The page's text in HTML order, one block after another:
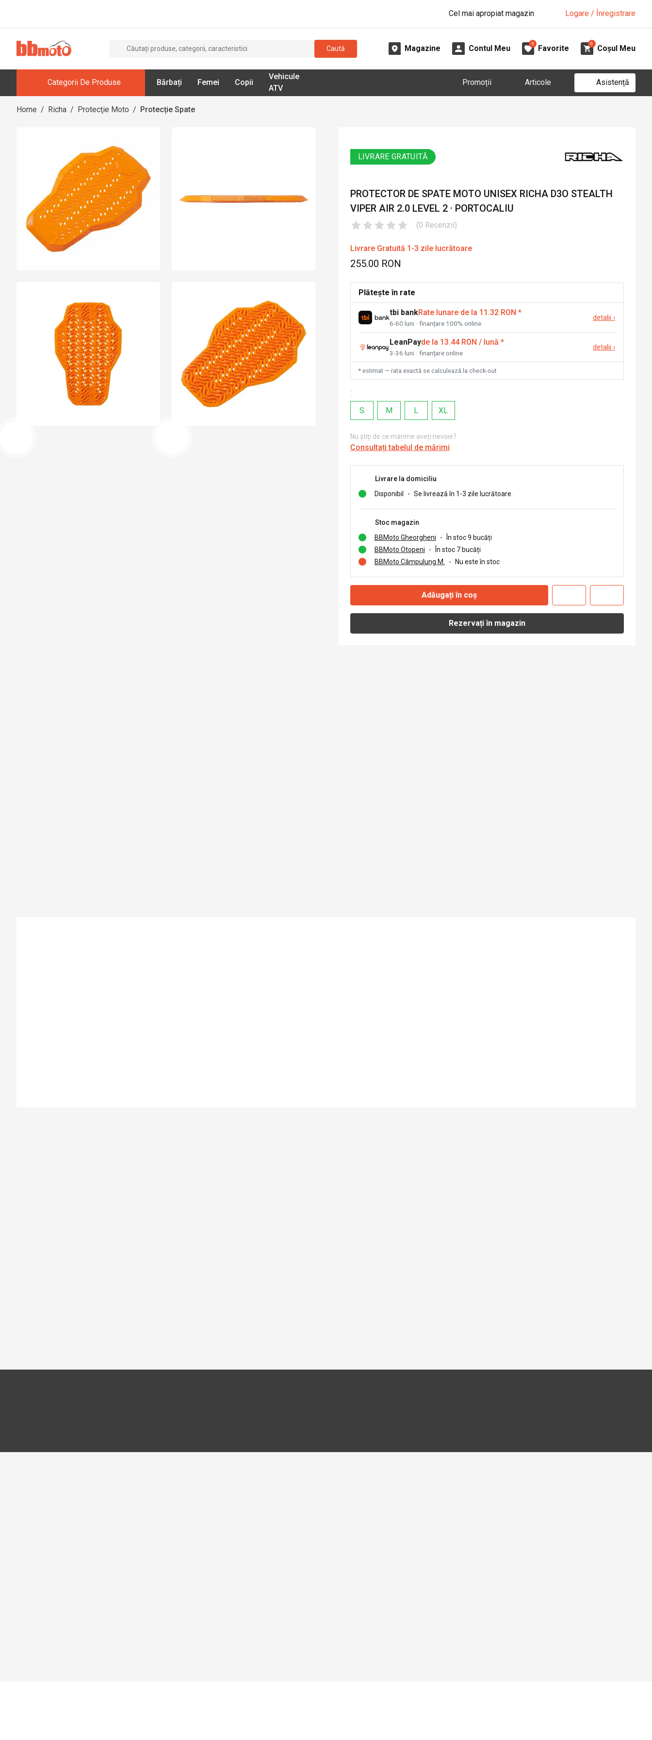
Cel mai apropiat magazin Logare / Înregistrare
Caută Magazine Contul Meu
0
Favorite
0
Coșul Meu
Categorii De Produse Bărbați Femei Copii
Vehicule
ATV
Promoții Articole Asistență
Home / Richa / Protecţie Moto / Protecție Spate
LIVRARE GRATUITĂ
PROTECTOR DE SPATE MOTO UNISEX RICHA D3O STEALTH
VIPER AIR 2.0 LEVEL 2 · PORTOCALIU
(0 Recenzii)
Livrare Gratuită 1-3 zile lucrătoare
255.00 RON
Plătește în rate
tbi bankRate lunare de la 11.32 RON *
6-60 luni · finanțare 100% online
detalii ›
LeanPayde la 13.44 RON / lună *
3-36 luni · finanțare online
detalii ›
* estimat — rata exactă se calculează la check-out
:
S
M L XL
Nu știți de ce mărime aveți nevoie?
Consultați tabelul de mărimi
Livrare la domiciliu
Disponibil
- Se livrează în 1-3 zile lucrătoare.
Stoc magazin
BBMoto Gheorgheni
-
În stoc 9 bucăți
BBMoto Otopeni
-
În stoc 7 bucăți
BBMoto Câmpulung M.
- Nu este în stoc
Adăugați în coș
Rezervați în magazin